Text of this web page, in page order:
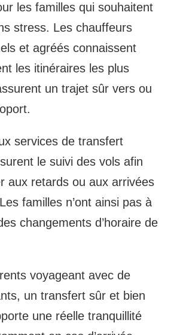
les familles qui souhaitent
stress. Les chauffeurs
et agréés connaissent
les itinéraires les plus
un trajet sûr vers ou
services de transfert
le suivi des vols afin
aux retards ou aux arrivées
familles n’ont ainsi pas à
changements d’horaire de
voyageant avec de
un transfert sûr et bien
une réelle tranquillité